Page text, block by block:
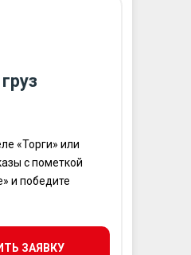
«Торги» или
с пометкой
и победите
ЗАЯВКУ